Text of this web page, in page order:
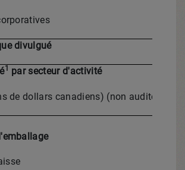
divulgué
1 par secteur d'activité
de dollars canadiens) (non audités)